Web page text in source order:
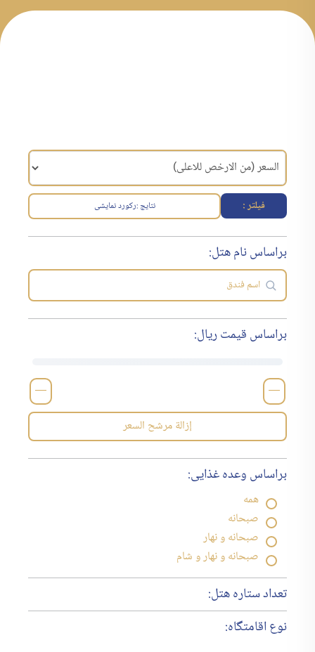
فیلتر : نتایج :رکورد نمایشی
براساس نام هتل:
براساس قیمت ریال:
—
—
إزالة مرشح السعر
براساس وعده غذایی:
همه
صبحانه
صبحانه و نهار
صبحانه و نهار و شام
تعداد ستاره هتل:
نوع اقامتگاه: